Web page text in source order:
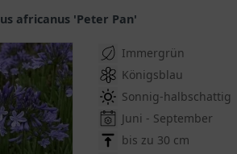
africanus 'Peter Pan'
Immergrün
Königsblau
Sonnig-halbschattig
Juni - September
bis zu 30 cm